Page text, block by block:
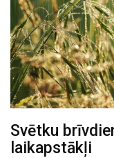
Svētku
laikapstākļi